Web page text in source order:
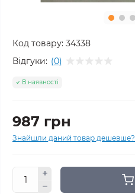
Код товару: 34338
Відгуки: (0)
В наявності
987 грн
Знайшли даний товар дешевше?